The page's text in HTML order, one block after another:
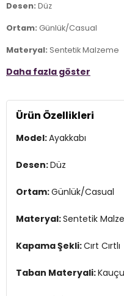
Desen: Düz
Ortam: Günlük/Casual
Materyal: Sentetik Malzeme
Kapama Şekli:Cırt Cırtlı
Burun Tipi:Yuvarlak Burun
Topuk Boyu:Belirtilmemiş
Topuk Tipi: Düz
4DE0VN000EKGWWW1.25
Daha fazla göster
Ürün Özellikleri
Model:Ayakkabı
Desen:Düz
Ortam:Günlük/Casual
Materyal:Sentetik
Kapama Şekli:Cırt Cırtlı
Taban Materyali: